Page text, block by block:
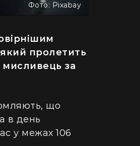
продала
та купила дім
Фото: Pixabay
пролетить
мисливець за
що
в день
у межах 106